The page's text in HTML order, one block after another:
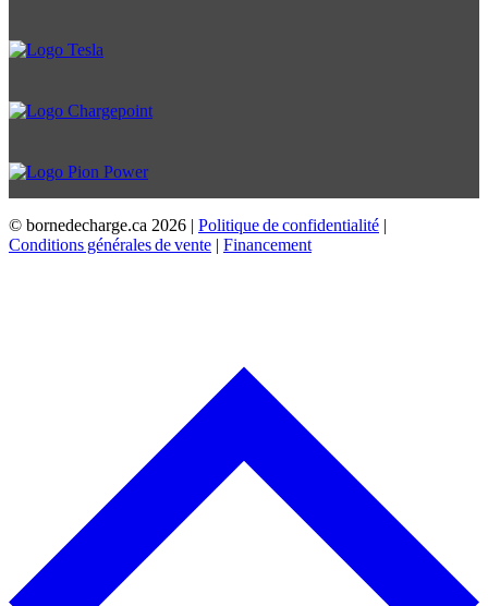
© bornedecharge.ca 2026 | Politique de confidentialité |
Conditions générales de vente | Financement